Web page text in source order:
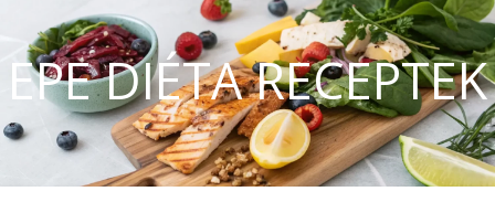
EPE DIÉTA RECEPTEK